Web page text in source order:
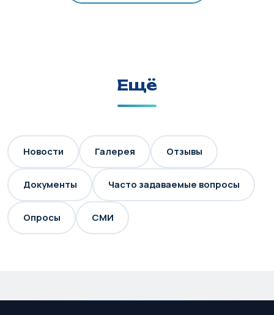
Ещё
Новости Галерея Отзывы
Документы Часто задаваемые вопросы
Опросы СМИ